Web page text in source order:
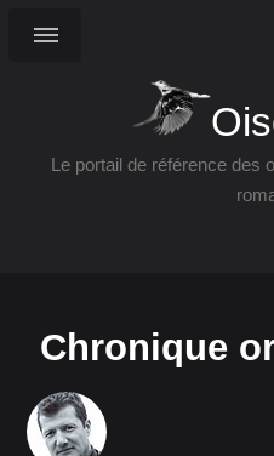
Le portail de référence
Chronique